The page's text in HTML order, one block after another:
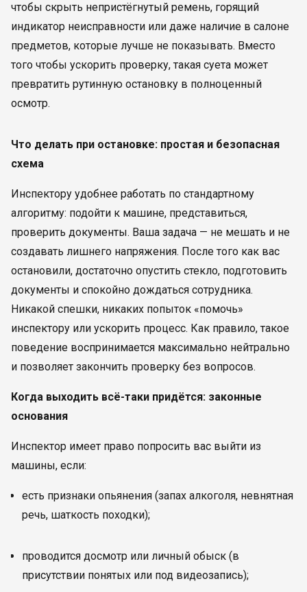
чтобы скрыть непристёгнутый ремень, горящий
индикатор неисправности или даже наличие в салоне
предметов, которые лучше не показывать. Вместо
того чтобы ускорить проверку, такая суета может
превратить рутинную остановку в полноценный
осмотр.
Что делать при остановке: простая и безопасная
схема
Инспектору удобнее работать по стандартному
алгоритму: подойти к машине, представиться,
проверить документы. Ваша задача — не мешать и не
создавать лишнего напряжения. После того как вас
остановили, достаточно опустить стекло, подготовить
документы и спокойно дождаться сотрудника.
Никакой спешки, никаких попыток «помочь»
инспектору или ускорить процесс. Как правило, такое
поведение воспринимается максимально нейтрально
и позволяет закончить проверку без вопросов.
Когда выходить всё-таки придётся: законные
основания
Инспектор имеет право попросить вас выйти из
машины, если:
есть признаки опьянения (запах алкоголя, невнятная
речь, шаткость походки);
проводится досмотр или личный обыск (в
присутствии понятых или под видеозапись);